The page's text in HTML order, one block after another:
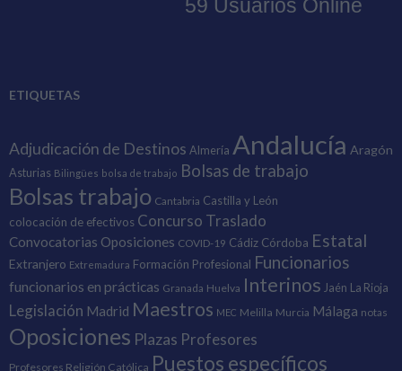
ETIQUETAS
Adjudicación de Destinos Almería Andalucía Aragón
Asturias Bilingües bolsa de trabajo Bolsas de trabajo
Bolsas trabajo Cantabria Castilla y León
colocación de efectivos Concurso Traslado
Convocatorias Oposiciones COVID-19 Cádiz Córdoba Estatal
Extranjero Extremadura Formación Profesional Funcionarios
funcionarios en prácticas Granada Huelva Interinos Jaén La Rioja
Legislación Madrid Maestros MEC Melilla Murcia Málaga notas
Oposiciones Plazas Profesores
Profesores Religión Católica Puestos específicos